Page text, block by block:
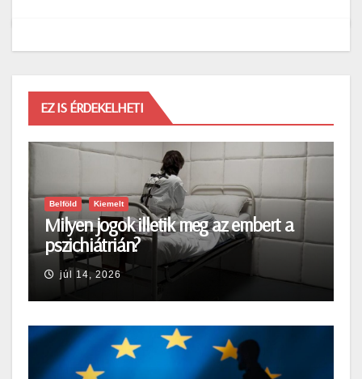
EZ IS ÉRDEKELHETI
Belföld Kiemelt
Milyen jogok illetik meg az embert a
pszichiátrián?
júl 14, 2026